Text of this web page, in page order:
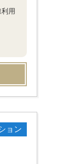
用
ョン